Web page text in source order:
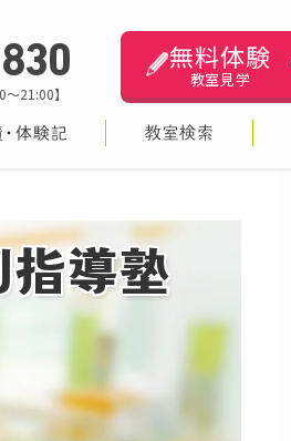
21:00】
無料体験
教室見学
指導塾